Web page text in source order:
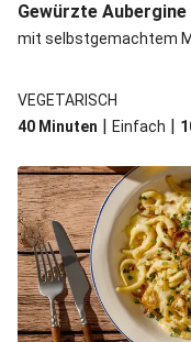
Gewürzte
mit selbstgemachtem
VEGETARISCH
40 Minuten | Einfach |